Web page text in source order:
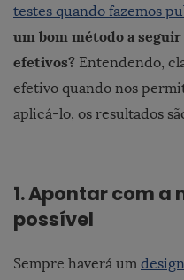
testes quando fazemos
um bom método a
efetivos? Entendendo,
efetivo quando nos
aplicá-lo, os resultados
1. Apontar com
possível
Sempre haverá um